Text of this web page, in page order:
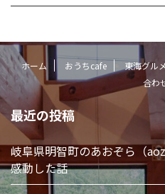
ホーム おうちcafe 東海グル
合わ
最近の投稿
岐阜県明智町のあおぞら（
感動した話